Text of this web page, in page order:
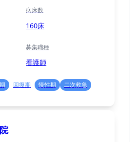
病床数
160床
募集職種
看護師
回復期 慢性期
二次救急